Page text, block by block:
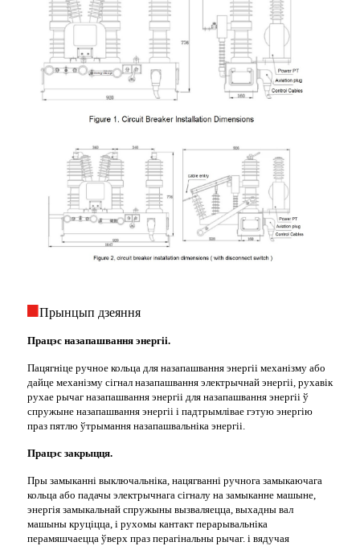
Прынцып дзеяння
Працэс назапашвання энергіі.
Пацягніце ручное кольца для назапашвання энергіі механізму або
дайце механізму сігнал назапашвання электрычнай энергіі, рухавік
рухае рычаг назапашвання энергіі для назапашвання энергіі ў
спружыне назапашвання энергіі і падтрымлівае гэтую энергію
праз пятлю ўтрымання назапашвальніка энергіі.
Працэс закрыцця.
Пры замыканні выключальніка, нацягванні ручнога замыкаючага
кольца або падачы электрычнага сігналу на замыканне машыне,
энергія замыкальнай спружыны вызваляецца, выхадны вал
машыны круціцца, і рухомы кантакт перарывальніка
перамяшчаецца ўверх праз перагінальны рычаг. і вядучая